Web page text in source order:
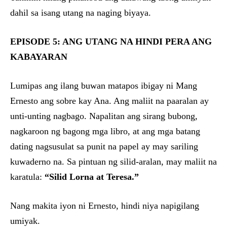
dahil sa isang utang na naging biyaya.
EPISODE 5: ANG UTANG NA HINDI PERA ANG
KABAYARAN
Lumipas ang ilang buwan matapos ibigay ni Mang
Ernesto ang sobre kay Ana. Ang maliit na paaralan ay
unti-unting nagbago. Napalitan ang sirang bubong,
nagkaroon ng bagong mga libro, at ang mga batang
dating nagsusulat sa punit na papel ay may sariling
kuwaderno na. Sa pintuan ng silid-aralan, may maliit na
karatula: “Silid Lorna at Teresa.”
Nang makita iyon ni Ernesto, hindi niya napigilang
umiyak.